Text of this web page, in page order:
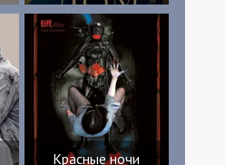
Красные ночи